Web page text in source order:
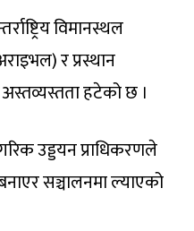
विमानस्थल
र प्रस्थान
हटेको छ ।
उड्डयन प्राधिकरणले
सञ्चालनमा ल्याएको